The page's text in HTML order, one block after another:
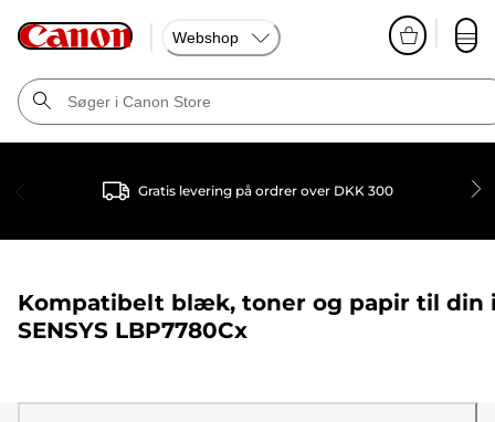
Webshop
Gratis levering på ordrer over DKK 300
Kompatibelt blæk, toner og papir til din
SENSYS LBP7780Cx